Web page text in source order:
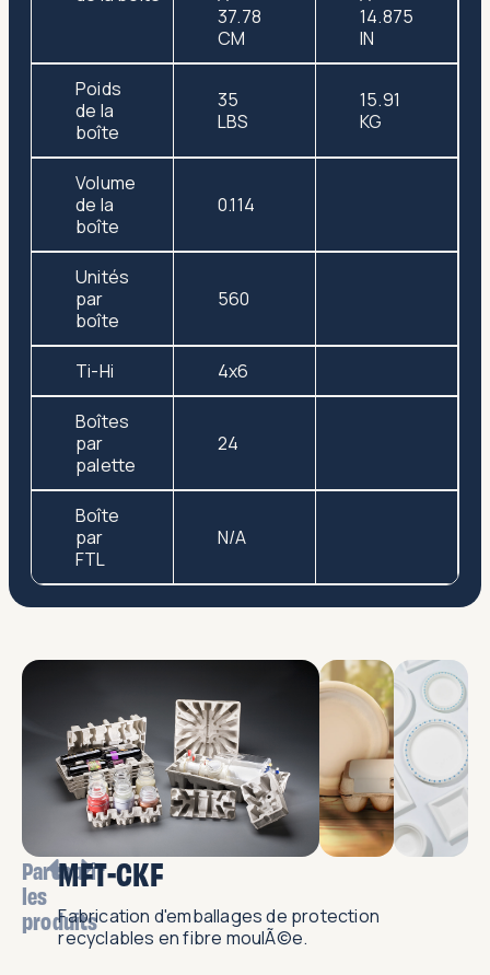
37.78
CM
14.875
IN
Poids
de la
boîte
35
LBS
15.91
KG
Volume
de la
boîte
0.114
Unités
par
boîte
560
Ti-Hi 4x6
Boîtes
par
palette
24
Boîte
par
FTL
N/A
Parcourir
les
produits
MFT-CKF
Fabrication d'emballages de protection
recyclables en fibre moulÃ©e.